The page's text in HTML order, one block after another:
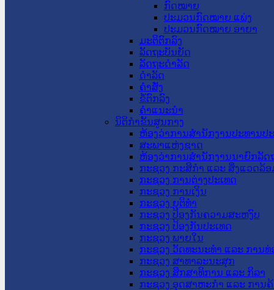
ກົດໝາຍ
ປະມວນກົດໝາຍ ແພ່ງ
ປະມວນກົດໝາຍ ອາຍາ
ມະຕິຕົກລົງ
ລັດຖະບັນຍັດ
ລັດຖະດໍາລັດ
ດໍາລັດ
ຄໍາສັ່ງ
ຂໍ້ຕົກລົງ
ຄໍາແນະນໍາ
ນິຕິກໍາຂັ້ນສູນກາງ
ຫ້ອງວ່າການສໍານັກງານປະທານປ
ສະພາແຫ່ງຊາດ
ຫ້ອງວ່າການສຳນັກງານນາຍົກລັດ
ກະຊວງ ກະສິກຳ ແລະ ສິ່ງແວດລ້ອ
ກະຊວງ ການຕ່າງປະເທດ
ກະຊວງ ການເງິນ
ກະຊວງ ຍຸຕິທໍາ
ກະຊວງ ປ້ອງກັນຄວາມສະຫງົບ
ກະຊວງ ປ້ອງກັນປະເທດ
ກະຊວງ ພາຍໃນ
ກະຊວງ ວັດທະນະທຳ ແລະ ການທ່
ກະຊວງ ສາທາລະນະສຸກ
ກະຊວງ ສຶກສາທິການ ແລະ ກິລາ
ກະຊວງ ອຸດສາຫະກຳ ແລະ ການຄ້